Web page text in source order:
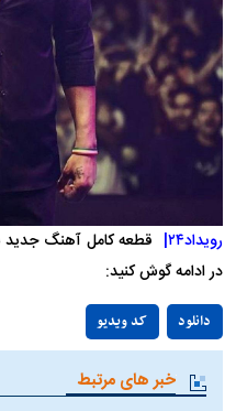
رویداد۲۴| قطعه کامل آهنگ جدید
در ادامه گوش کنید:
کد ویدیو دانلود
خبر های مرتبط